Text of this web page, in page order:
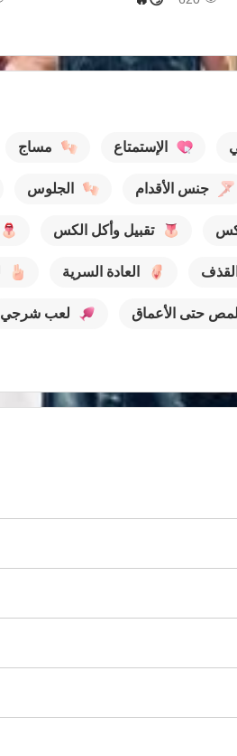
الإستمتاع مساج
جنس الأقدام الجلوس
تقبيل وأكل الكس
العادة السرية
المص حتى الأعماق لعب شرجي